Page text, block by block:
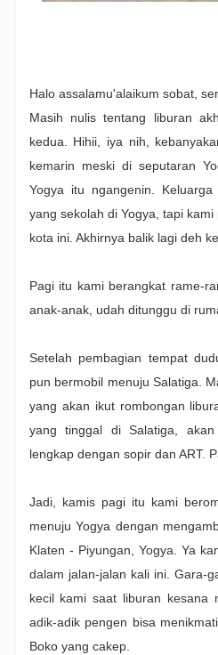
Halo assalamu'alaikum sobat,
Masih nulis tentang liburan
kedua. Hihii, iya nih,
kemarin meski di seputaran
Yogya itu ngangenin.
yang sekolah di Yogya, tapi
kota ini. Akhirnya balik lagi deh
Pagi itu kami berangkat rame-
anak-anak, udah ditunggu di
Setelah pembagian tempat
pun bermobil menuju Salatiga.
yang akan ikut rombongan
yang tinggal di Salatiga,
lengkap dengan sopir dan ART.
Jadi, kamis pagi itu kami
menuju Yogya dengan
Klaten - Piyungan, Yogya. Ya
dalam jalan-jalan kali ini. Gara-
kecil kami saat liburan kesana
adik-adik pengen bisa
Boko yang cakep.